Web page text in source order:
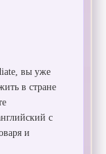
вы уже
в стране
с
и